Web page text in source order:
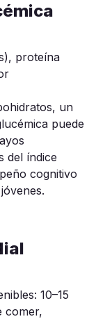
proteína
un
puede
del índice
cognitivo
10–15
comer,